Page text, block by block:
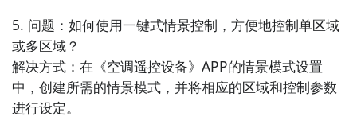
效地安排时间和任务。
5. 问题：如何使用一键式情景控制，方便地控制单区域
或多区域？
解决方式：在《空调遥控设备》APP的情景模式设置
中，创建所需的情景模式，并将相应的区域和控制参数
进行设定。